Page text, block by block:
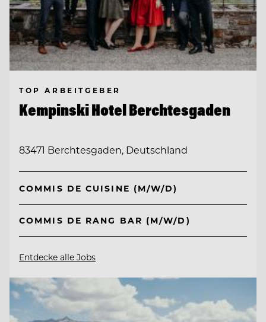
TOP ARBEITGEBER
Kempinski Hotel Berchtesgaden
83471 Berchtesgaden, Deutschland
COMMIS DE CUISINE (M/W/D)
COMMIS DE RANG BAR (M/W/D)
Entdecke alle Jobs